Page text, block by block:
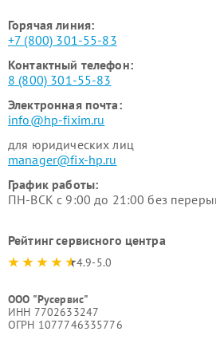
Горячая линия:
+7 (800) 301-55-83
Контактный телефон:
8 (800) 301-55-83
Электронная почта:
info@hp-fixim.ru
для юридических лиц
manager@fix-hp.ru
График работы:
ПН-ВСК с 9:00 до 21:00 без
Рейтинг сервисного центра
4.9-5.0
ООО "Русервис"
ИНН 7702633247
ОГРН 1077746335776